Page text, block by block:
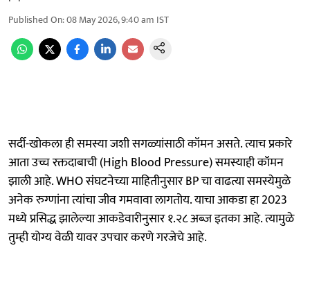
Published On:08 May 2026, 9:40 am IST
सर्दी-खोकला ही समस्या जशी सगळ्यांसाठी कॉमन असते. त्याच प्रकारे
आता उच्च रक्तदाबाची (High Blood Pressure) समस्याही कॉमन
झाली आहे. WHO संघटनेच्या माहितीनुसार BP चा वाढत्या समस्येमुळे
अनेक रुग्णांना त्यांचा जीव गमवावा लागतोय. याचा आकडा हा 2023
मध्ये प्रसिद्ध झालेल्या आकडेवारीनुसार १.२८ अब्ज इतका आहे. त्यामुळे
तुम्ही योग्य वेळी यावर उपचार करणे गरजेचे आहे.